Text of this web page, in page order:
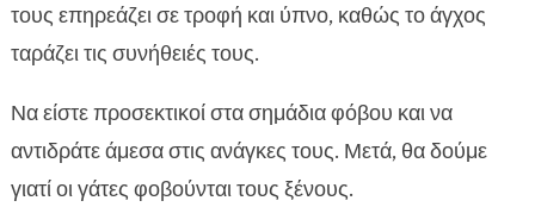
τους επηρεάζει σε τροφή και ύπνο, καθώς το άγχος
ταράζει τις συνήθειές τους.
Να είστε προσεκτικοί στα σημάδια φόβου και να
αντιδράτε άμεσα στις ανάγκες τους. Μετά, θα δούμε
γιατί οι γάτες φοβούνται τους ξένους.